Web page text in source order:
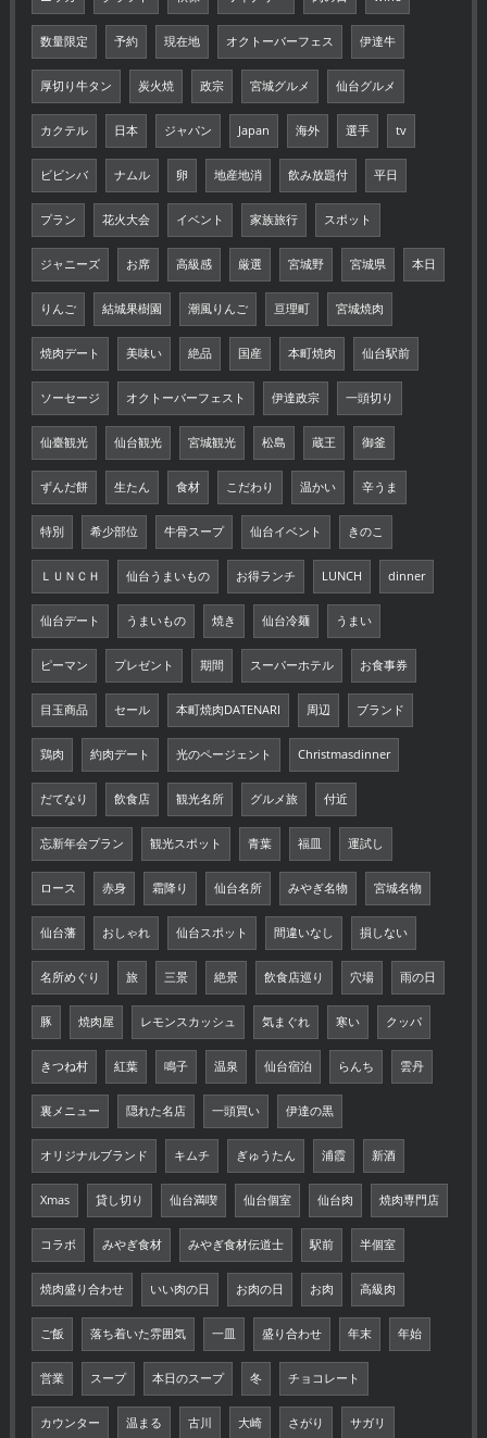
数量限定 予約 現在地 オクトーバーフェス 伊達牛
厚切り牛タン 炭火焼 政宗 宮城グルメ 仙台グルメ
カクテル 日本 ジャパン Japan 海外 選手 tv
ビビンバ ナムル 卵 地産地消 飲み放題付 平日
プラン 花火大会 イベント 家族旅行 スポット
ジャニーズ お席 高級感 厳選 宮城野 宮城県 本日
りんご 結城果樹園 潮風りんご 亘理町 宮城焼肉
焼肉デート 美味い 絶品 国産 本町焼肉 仙台駅前
ソーセージ オクトーバーフェスト 伊達政宗 一頭切り
仙臺観光 仙台観光 宮城観光 松島 蔵王 御釜
ずんだ餅 生たん 食材 こだわり 温かい 辛うま
特別 希少部位 牛骨スープ 仙台イベント きのこ
ＬＵＮＣＨ 仙台うまいもの お得ランチ LUNCH dinner
仙台デート うまいもの 焼き 仙台冷麺 うまい
ピーマン プレゼント 期間 スーパーホテル お食事券
目玉商品 セール 本町焼肉DATENARI 周辺 ブランド
鶏肉 約肉デート 光のページェント Christmasdinner
だてなり 飲食店 観光名所 グルメ旅 付近
忘新年会プラン 観光スポット 青葉 福皿 運試し
ロース 赤身 霜降り 仙台名所 みやぎ名物 宮城名物
仙台藩 おしゃれ 仙台スポット 間違いなし 損しない
名所めぐり 旅 三景 絶景 飲食店巡り 穴場 雨の日
豚 焼肉屋 レモンスカッシュ 気まぐれ 寒い クッパ
きつね村 紅葉 鳴子 温泉 仙台宿泊 らんち 雲丹
裏メニュー 隠れた名店 一頭買い 伊達の黒
オリジナルブランド キムチ ぎゅうたん 浦霞 新酒
Xmas 貸し切り 仙台満喫 仙台個室 仙台肉 焼肉専門店
コラボ みやぎ食材 みやぎ食材伝道士 駅前 半個室
焼肉盛り合わせ いい肉の日 お肉の日 お肉 高級肉
ご飯 落ち着いた雰囲気 一皿 盛り合わせ 年末 年始
営業 スープ 本日のスープ 冬 チョコレート
カウンター 温まる 古川 大崎 さがり サガリ